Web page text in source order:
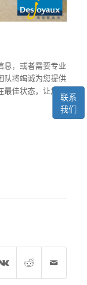
联系
我们
息，或者需要专业
队将竭诚为您提供
最佳状态，让您的